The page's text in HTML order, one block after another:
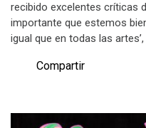
recibido excelentes críticas
importante que estemos
igual que en todas las
Compartir